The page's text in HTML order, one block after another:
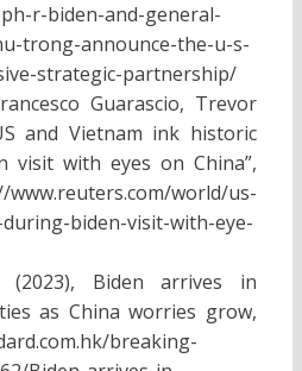
r-biden-and-general-
trong-announce-the-u-s-
strategic-partnership/
Guarascio, Trevor
and Vietnam ink historic
visit with eyes on China”,
world/us-
biden-visit-with-eye-
(2023), Biden arrives in
as China worries grow,
breaking-